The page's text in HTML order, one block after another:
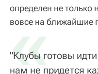
определен не только
вовсе на ближайшие
«
"Клубы готовы
нам не придется